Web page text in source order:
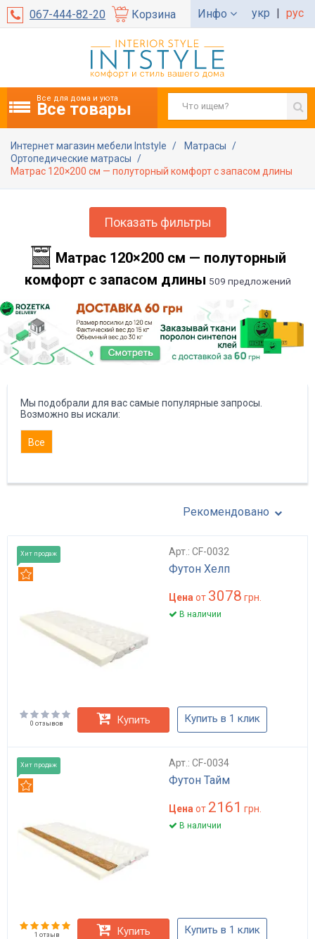
067-444-82-20 Корзина Инфо укр | рус
Все для дома и уюта
Все товары
Интернет магазин мебели Intstyle
Матрасы
Ортопедические матрасы
Матрас 120×200 см — полуторный комфорт с запасом длины
Показать фильтры
Матрас 120×200 см — полуторный
комфорт с запасом длины 509 предложений
Мы подобрали для вас самые популярные запросы.
Возможно вы искали:
Все
Рекомендовано
Хит продаж Арт.: CF-0032
Футон Хелп
Цена от 3078 грн.
В наличии
0 отзывов Купить Купить в 1 клик
Хит продаж Арт.: CF-0034
Футон Тайм
Цена от 2161 грн.
В наличии
1 отзыв Купить Купить в 1 клик